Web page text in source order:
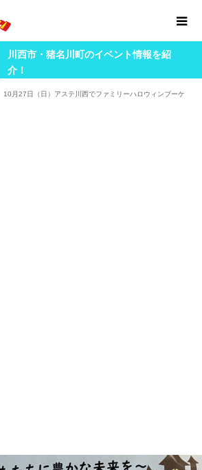
川西市・猪名川町のイベント情報を紹
介！
10月27日（日）アステ川西でファミリーハロウィンブーケ